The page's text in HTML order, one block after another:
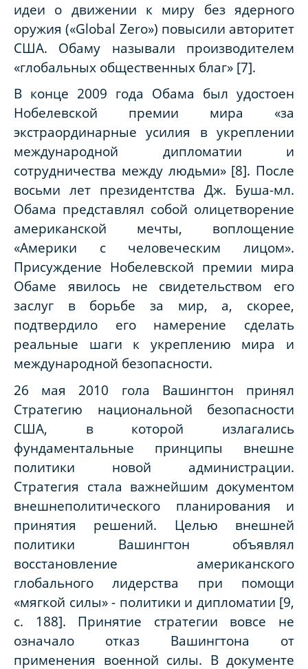
идеи о движении к миру без ядерного
оружия («Global Zero») повысили авторитет
США. Обаму называли производителем
«глобальных общественных благ» [7].
В конце 2009 года Обама был удостоен
Нобелевской премии мира «за
экстраординарные усилия в укреплении
международной дипломатии и
сотрудничества между людьми» [8]. После
восьми лет президентства Дж. Буша-мл.
Обама представлял собой олицетворение
американской мечты, воплощение
«Америки с человеческим лицом».
Присуждение Нобелевской премии мира
Обаме явилось не свидетельством его
заслуг в борьбе за мир, а, скорее,
подтвердило его намерение сделать
реальные шаги к укреплению мира и
международной безопасности.
26 мая 2010 гола Вашингтон принял
Стратегию национальной безопасности
США, в которой излагались
фундаментальные принципы внешне
политики новой администрации.
Стратегия стала важнейшим документом
внешнеполитического планирования и
принятия решений. Целью внешней
политики Вашингтон объявлял
восстановление американского
глобального лидерства при помощи
«мягкой силы» - политики и дипломатии [9,
с. 188]. Принятие стратегии вовсе не
означало отказ Вашингтона от
применения военной силы. В документе